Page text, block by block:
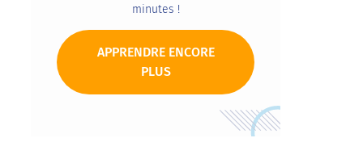
minutes !
APPRENDRE ENCORE
PLUS